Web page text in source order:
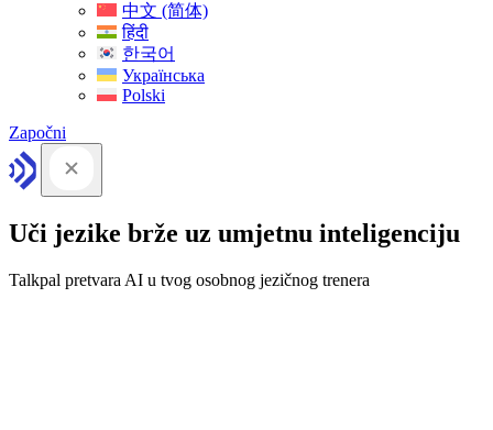
中文 (简体)
हिंदी
한국어
Українська
Polski
Započni
Uči jezike brže uz umjetnu inteligenciju
Talkpal pretvara AI u tvog osobnog jezičnog trenera